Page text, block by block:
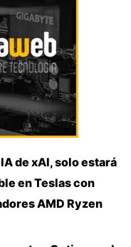
de xAI, solo estará
en Teslas con
AMD Ryzen